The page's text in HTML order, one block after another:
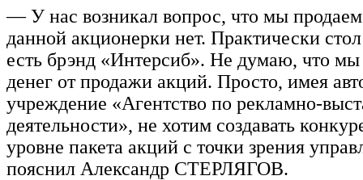
— У нас возникал вопрос, что мы
данной акционерки нет. Практически
есть брэнд «Интерсиб». Не думаю, что
денег от продажи акций. Просто, имея
учреждение «Агентство по рекламно-
деятельности», не хотим создавать
уровне пакета акций с точки зрения
пояснил Александр СТЕРЛЯГОВ.